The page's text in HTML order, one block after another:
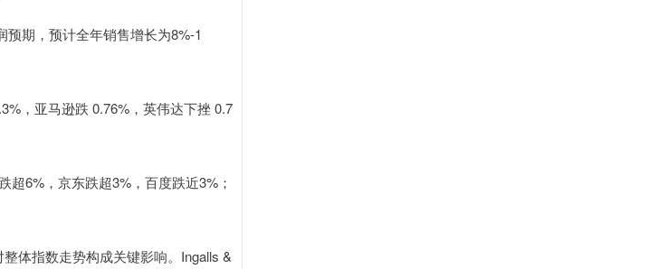
期，预计全年销售增长为8%-1
，亚马逊跌 0.76%，英伟达下挫 0.7
6%，京东跌超3%，百度跌近3%；
体指数走势构成关键影响。Ingalls &